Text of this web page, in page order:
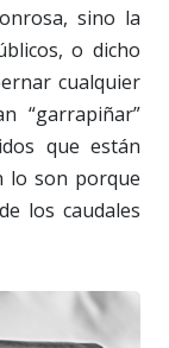
sino la
o dicho
cualquier
“garrapiñar”
que están
lo son porque
los caudales